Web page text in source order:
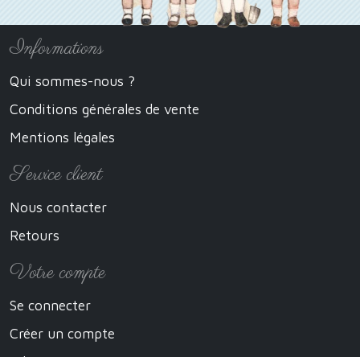
Informations
Qui sommes-nous ?
Conditions générales de vente
Mentions légales
Service client
Nous contacter
Retours
Votre compte
Se connecter
Créer un compte